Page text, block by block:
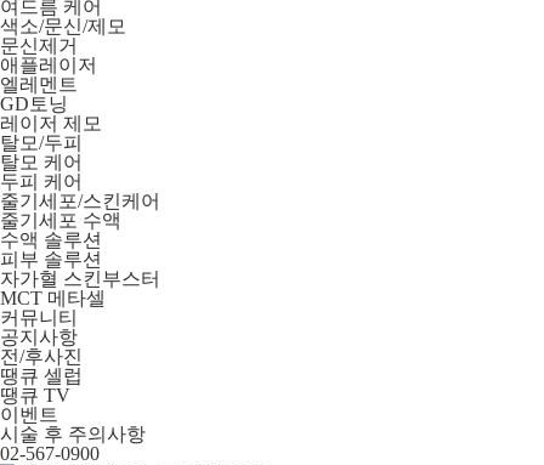
여드름 케어
색소/문신/제모
문신제거
애플레이저
엘레멘트
GD토닝
레이저 제모
탈모/두피
탈모 케어
두피 케어
줄기세포/스킨케어
줄기세포 수액
수액 솔루션
피부 솔루션
자가혈 스킨부스터
MCT 메타셀
커뮤니티
공지사항
전/후사진
땡큐 셀럽
땡큐 TV
이벤트
시술 후 주의사항
02-567-0900